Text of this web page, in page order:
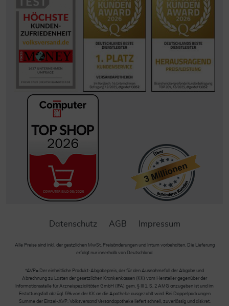
Datenschutz AGB Impressum
Alle Preise sind inkl. der gestzlichen MwSt. Preisänderungen und Irrtum vorbehalten. Die Lieferung
erfolgt nur innerhalb von Deutschland.
*AVP= Der einheitliche Produkt-Abgabepreis, der für den Ausnahmefall der Abgabe und
Abrechnung zu Lasten der gesetzlichen Krankenkassen (KK) vom Hersteller gegenüber der
Informationsstelle für Arzneispezialitäten GmbH (IFA) gem. § III 1, S. 2 AMG anzugeben ist und im
Erstattungsfall abzügl. 5% von der KK an die Apotheke ausgezahlt wird. Bei Doppelpackungen
Summe der Einzel-AVP. Volksversand Versandapotheke liefert schnell, zuverlässig und diskret.